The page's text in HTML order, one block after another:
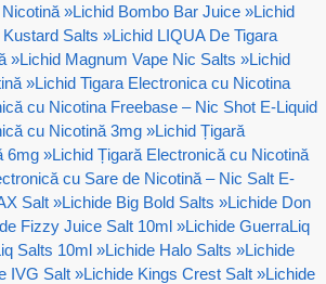
»Lichid Bombo Bar Juice »Lichid
Kustard Salts »Lichid LIQUA De Tigara
»Lichid Magnum Vape Nic Salts »Lichid
»Lichid Tigara Electronica cu Nicotina
cu Nicotina Freebase – Nic Shot E-Liquid
cu Nicotină 3mg »Lichid Țigară
6mg »Lichid Țigară Electronică cu Nicotină
cu Sare de Nicotină – Nic Salt E-
Salt »Lichide Big Bold Salts »Lichide Don
Fizzy Juice Salt 10ml »Lichide GuerraLiq
Salts 10ml »Lichide Halo Salts »Lichide
IVG Salt »Lichide Kings Crest Salt »Lichide